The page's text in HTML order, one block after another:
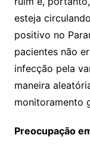
esteja
positivo no
pacientes não
infecção pela
maneira
monitoramento
Preocupação